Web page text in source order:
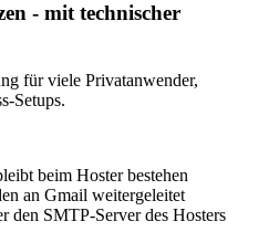
- mit technischer
für viele Privatanwender,
Setups.
beim Hoster bestehen
an Gmail weitergeleitet
den SMTP-Server des Hosters